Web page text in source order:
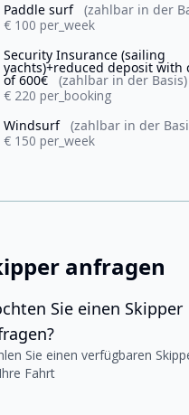
Paddle surf (zahlbar in der
€ 100 per_week
Security Insurance (sailing
yachts)+reduced deposit with
of 600€
(zahlbar in der Basis)
€ 220 per_booking
Windsurf (zahlbar in der
€ 150 per_week
anfragen
Sie einen Skipper
Sie einen verfügbaren
Fahrt